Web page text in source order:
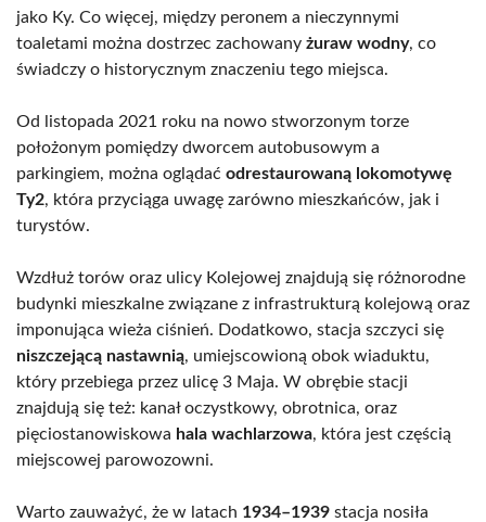
jako Ky. Co więcej, między peronem a nieczynnymi
toaletami można dostrzec zachowany żuraw wodny, co
świadczy o historycznym znaczeniu tego miejsca.
Od listopada 2021 roku na nowo stworzonym torze
położonym pomiędzy dworcem autobusowym a
parkingiem, można oglądać odrestaurowaną lokomotywę
Ty2, która przyciąga uwagę zarówno mieszkańców, jak i
turystów.
Wzdłuż torów oraz ulicy Kolejowej znajdują się różnorodne
budynki mieszkalne związane z infrastrukturą kolejową oraz
imponująca wieża ciśnień. Dodatkowo, stacja szczyci się
niszczejącą nastawnią, umiejscowioną obok wiaduktu,
który przebiega przez ulicę 3 Maja. W obrębie stacji
znajdują się też: kanał oczystkowy, obrotnica, oraz
pięciostanowiskowa hala wachlarzowa, która jest częścią
miejscowej parowozowni.
Warto zauważyć, że w latach 1934–1939 stacja nosiła